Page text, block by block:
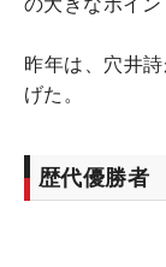
昨年は、穴井
げた。
歴代優勝者